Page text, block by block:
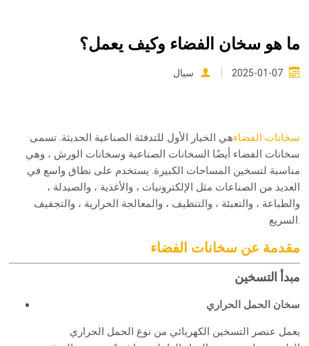
ما هو سخان الفضاء وكيف يعمل؟
2025-01-07 سيال
سخانات الفضاءهي الخيار الأول للتدفئة الصناعية الحديثة. تسمى
سخانات الفضاء أيضًا السخانات الصناعية وسخانات الورش ، وهي
مناسبة لتسخين المساحات الكبيرة. يستخدم على نطاق واسع في
العديد من الصناعات مثل الإلكترونيات ، والأغذية ، والصيدلة ،
والطباعة ، والتعبئة ، والتنظيف ، والمعالجة الحرارية ، والتجفيف
السريع.
مقدمة عن سخانات الفضاء
مبدأ التسخين
سخان الحمل الحراري
يعمل عنصر التسخين الكهربائي من نوع الحمل الحراري